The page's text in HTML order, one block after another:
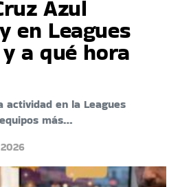
Azul
en Leagues
a qué hora
actividad en la Leagues
más…